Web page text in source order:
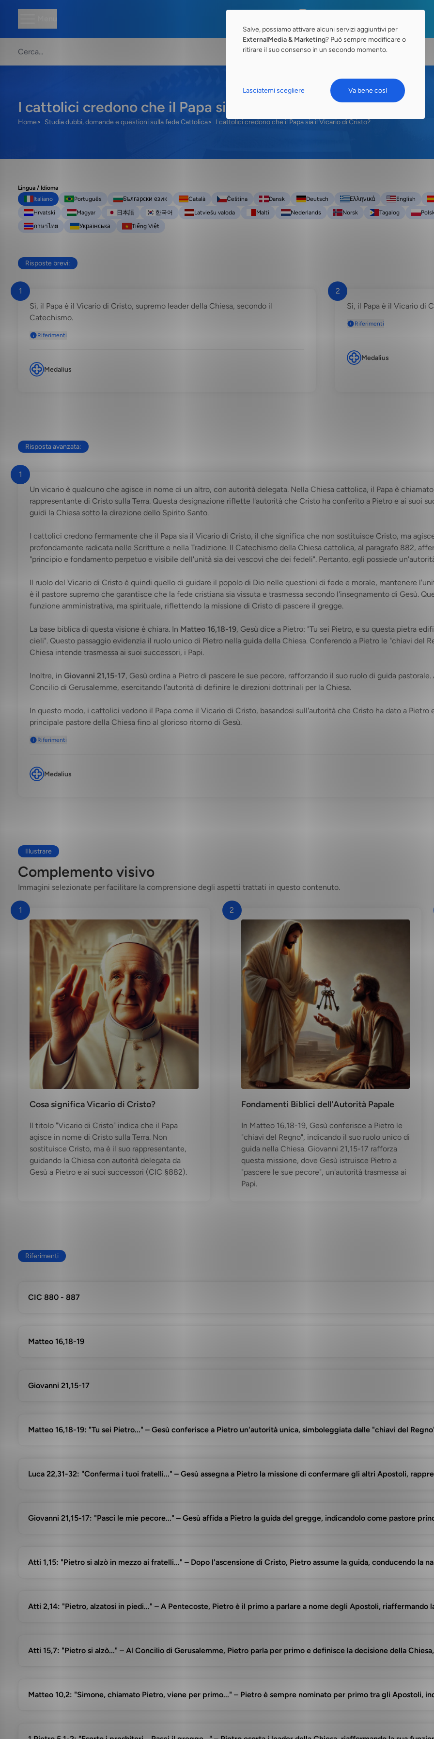
I cattolici credono che il Papa sia il Vicario di Cristo?
Home Studia dubbi, domande e questioni sulla fede Cattolica I cattolici credono che il Papa sia il Vicario di Cristo?
Lingua / Idioma
Italiano
Português Български език Català Čeština Dansk Deutsch Ελληνικά
English
Hrvatski
Magyar 日本語 한국어 Latviešu valoda Malti Nederlands Norsk Tagalog
ภาษาไทย
Українська Tiếng Việt
Risposte brevi:
1
Sì, il Papa è il Vicario di Cristo, supremo leader della Chiesa, secondo il
Catechismo.
Riferimenti
Medalius
2
Sì, il Papa è il Vicario di
Riferimenti
Medalius
Risposta avanzata:
1
Un vicario è qualcuno che agisce in nome di un altro, con autorità delegata. Nella Chiesa cattolica, il Papa è
rappresentante di Cristo sulla Terra. Questa designazione riflette l'autorità che Cristo ha conferito a Pietro e ai suoi
guidi la Chiesa sotto la direzione dello Spirito Santo.
I cattolici credono fermamente che il Papa sia il Vicario di Cristo, il che significa che non sostituisce Cristo, ma
profondamente radicata nelle Scritture e nella Tradizione. Il Catechismo della Chiesa cattolica, al paragrafo 882,
"principio e fondamento perpetuo e visibile dell'unità sia dei vescovi che dei fedeli". Pertanto, egli possiede
Il ruolo del Vicario di Cristo è quindi quello di guidare il popolo di Dio nelle questioni di fede e morale, mantenere
è il pastore supremo che garantisce che la fede cristiana sia vissuta e trasmessa secondo l'insegnamento di Gesù.
funzione amministrativa, ma spirituale, riflettendo la missione di Cristo di pascere il gregge.
La base biblica di questa visione è chiara. In Matteo 16,18-19, Gesù dice a Pietro: "Tu sei Pietro, e su questa pietra
cieli". Questo passaggio evidenzia il ruolo unico di Pietro nella guida della Chiesa. Conferendo a Pietro le "chiavi del
Chiesa intende trasmessa ai suoi successori, i Papi.
Inoltre, in Giovanni 21,15-17, Gesù ordina a Pietro di pascere le sue pecore, rafforzando il suo ruolo di guida pastorale.
Concilio di Gerusalemme, esercitando l'autorità di definire le direzioni dottrinali per la Chiesa.
In questo modo, i cattolici vedono il Papa come il Vicario di Cristo, basandosi sull'autorità che Cristo ha dato a
principale pastore della Chiesa fino al glorioso ritorno di Gesù.
Riferimenti
Medalius
Illustrare
Complemento visivo
Immagini selezionate per facilitare la comprensione degli aspetti trattati in questo contenuto.
Cosa significa Vicario di Cristo?
Il titolo "Vicario di Cristo" indica che il Papa
agisce in nome di Cristo sulla Terra. Non
sostituisce Cristo, ma è il suo rappresentante,
guidando la Chiesa con autorità delegata da
Gesù a Pietro e ai suoi successori (CIC §882).
1
Fondamenti Biblici dell'Autorità Papale
In Matteo 16,18-19, Gesù conferisce a Pietro le
"chiavi del Regno", indicando il suo ruolo unico di
guida nella Chiesa. Giovanni 21,15-17 rafforza
questa missione, dove Gesù istruisce Pietro a
"pascere le sue pecore", un'autorità trasmessa ai
Papi.
2
Riferimenti
CIC 880 - 887
Matteo 16,18-19
Giovanni 21,15-17
Matteo 16,18-19: "Tu sei Pietro..." – Gesù conferisce a Pietro un'autorità unica, simboleggiata dalle "chiavi del
Luca 22,31-32: "Conferma i tuoi fratelli..." – Gesù assegna a Pietro la missione di confermare gli altri Apostoli,
Giovanni 21,15-17: "Pasci le mie pecore..." – Gesù affida a Pietro la guida del gregge, indicandolo come pastore
Atti 1,15: "Pietro si alzò in mezzo ai fratelli..." – Dopo l'ascensione di Cristo, Pietro assume la guida, conducendo la
Atti 2,14: "Pietro, alzatosi in piedi..." – A Pentecoste, Pietro è il primo a parlare a nome degli Apostoli, riaffermando
Atti 15,7: "Pietro si alzò..." – Al Concilio di Gerusalemme, Pietro parla per primo e definisce la decisione della
Matteo 10,2: "Simone, chiamato Pietro, viene per primo..." – Pietro è sempre nominato per primo tra gli Apostoli,
Salve, possiamo attivare alcuni servizi aggiuntivi per
ExternalMedia & Marketing? Può sempre modificare o
ritirare il suo consenso in un secondo momento.
Lasciatemi scegliere Va bene così